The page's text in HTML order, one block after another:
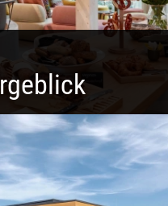
für das Designhotel in Bad